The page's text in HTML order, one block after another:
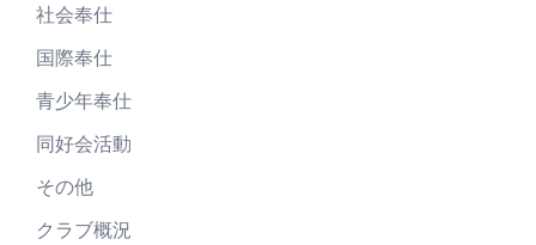
社会奉仕
国際奉仕
青少年奉仕
同好会活動
その他
クラブ概況